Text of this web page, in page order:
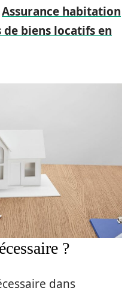
Assurance habitation
biens locatifs en
?
dans